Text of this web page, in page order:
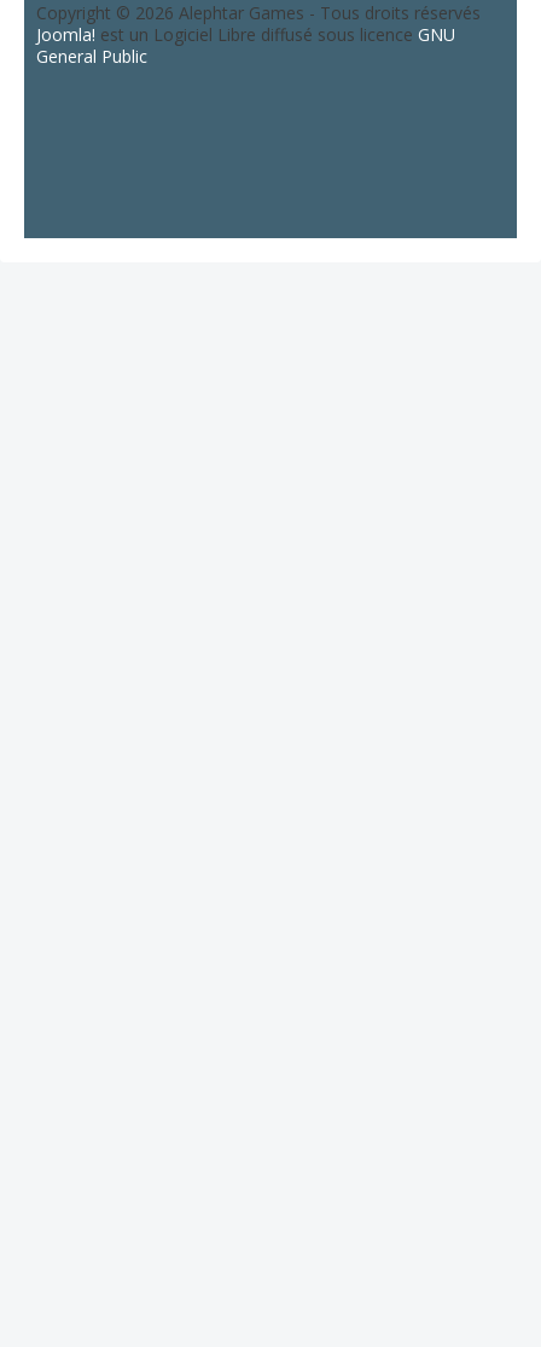
Copyright © 2026 Alephtar Games - Tous droits réservés
Joomla! est un Logiciel Libre diffusé sous licence GNU
General Public